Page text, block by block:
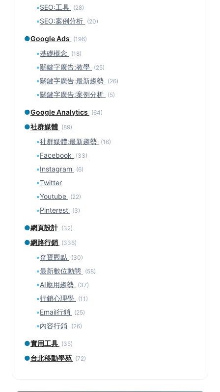
▪SEO:工具 (28)
▪SEO:案例分析 (20)
●Google Ads (196)
▪基礎概念 (18)
▪關鍵字廣告:教學 (25)
▪關鍵字廣告:最新趨勢 (26)
▪關鍵字廣告:案例分析 (5)
●Google Analytics (64)
●社群媒體 (89)
▪社群媒體:最新趨勢 (16)
▪Facebook (33)
▪Instagram (6)
▪Twitter
▪Youtube (22)
▪Pinterest (3)
●網頁設計 (32)
●網路行銷 (336)
▪奇寶觀點 (30)
▪最新數位動態 (58)
▪AI應用趨勢 (37)
▪行銷心理學 (11)
▪Email行銷 (25)
▪內容行銷 (26)
●實用工具 (35)
●台北移動學苑 (72)